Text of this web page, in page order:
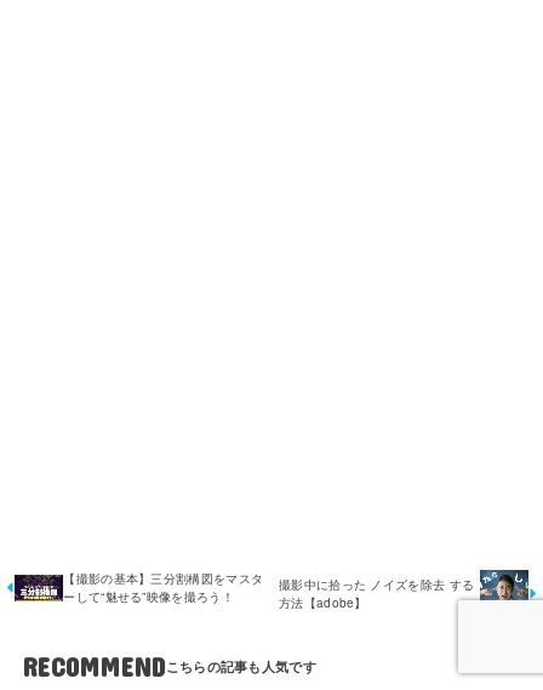
【撮影の基本】三分割構図をマスタ
ーして“魅せる”映像を撮ろう！
撮影中に拾った ノイズを除去 する
方法【adobe】
RECOMMEND